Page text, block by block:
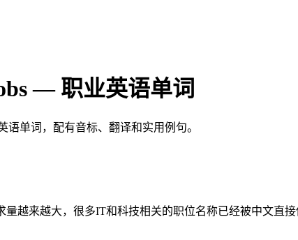
— 职业英语单词
语单词，配有音标、翻译和实用例句。
量越来越大，很多IT和科技相关的职位名称已经被中文直